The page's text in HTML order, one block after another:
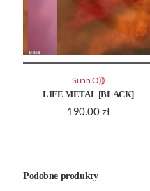
LIFE METAL [BLACK]
190.00 zł
Sunn O)))
Podobne produkty